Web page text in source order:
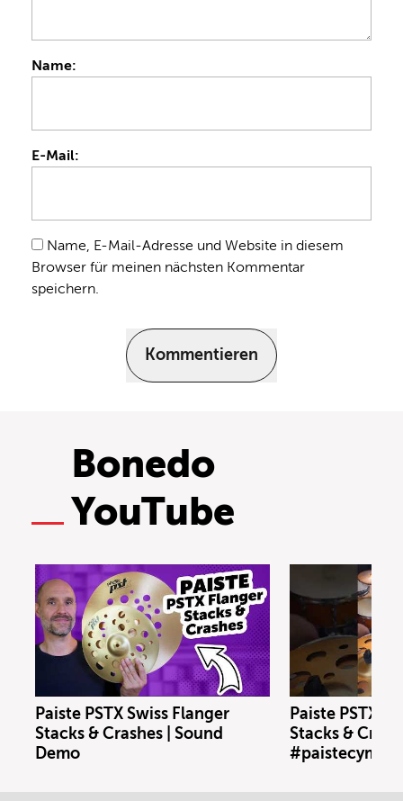
Name:
E-Mail:
Name, E-Mail-Adresse und Website in diesem
Browser für meinen nächsten Kommentar
speichern.
Kommentieren
Bonedo
YouTube
Paiste PSTX Swiss Flanger
Stacks & Crashes | Sound
Demo
Paiste PSTX
Stacks &